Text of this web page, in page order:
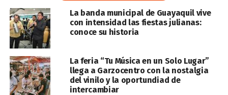
La banda municipal de Guayaquil vive
con intensidad las fiestas julianas:
conoce su historia
La feria “Tu Música en un Solo Lugar”
llega a Garzocentro con la nostalgia
del vinilo y la oportundiad de
intercambiar